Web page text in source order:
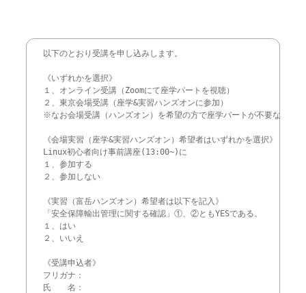
以下のとおり受講を申し込みします。
《いずれかを選択》
１、オンライン受講（Zoomにて座学パートを視聴）
２、東京会場受講（座学&実習ハンズオンに参加）
※なお会場受講（ハンズオン）を希望の方で座学パートが不要な方は
《会場実習（座学&実習ハンズオン）希望者はいずれかを選択》
Linux初心者向け事前講座(13:00~)に
１、参加する
２、参加しない
《実習（富岳ハンズオン）希望者は以下を記入》
「安全保障輸出管理に関する確認」①、②ともYESである。
１、はい
２、いいえ
《受講申込者》
フリガナ：
氏　　名：